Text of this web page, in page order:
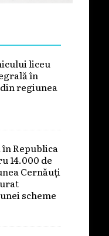
liceu
în
regiunea
Republica
14.000 de
Cernăuți
scheme